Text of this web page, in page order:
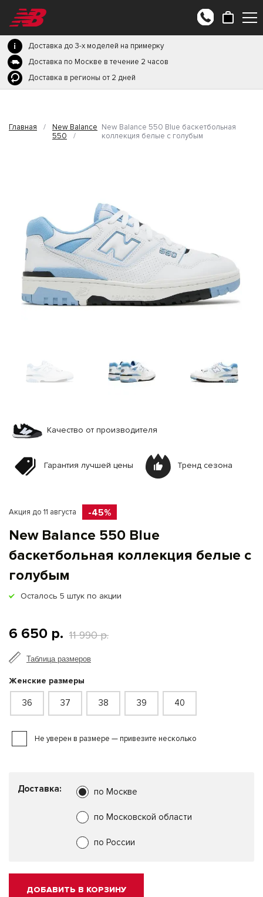
Доставка до 3-х моделей на примерку
Доставка по Москве в течение 2 часов
Доставка в регионы от 2 дней
Главная /
New Balance
550
/
New Balance 550 Blue баскетбольная
коллекция белые с голубым
Качество от производителя
Гарантия лучшей цены Тренд сезона
Акция до 11 августа -45%
New Balance 550 Blue
баскетбольная коллекция белые с
голубым
Осталось 5 штук по акции
6 650 р. 11 990 р.
Таблица размеров
Женские размеры
36 37 38 39 40
Не уверен в размере — привезите несколько
Доставка: по Москве
по Московской области
по России
ДОБАВИТЬ В КОРЗИНУ